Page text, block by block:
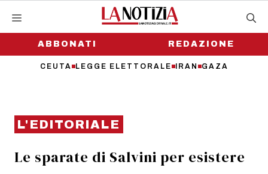
contenutoABBONATI
CEUTA LEGGE ELETTORALE IRAN GAZA
REDAZIONE
L'EDITORIALE
Le sparate di Salvini per esistere